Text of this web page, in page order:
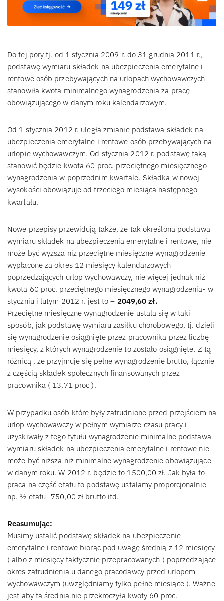
Do tej pory tj. od 1 stycznia 2009 r. do 31 grudnia 2011 r.,
podstawę wymiaru składek na ubezpieczenia emerytalne i
rentowe osób przebywających na urlopach wychowawczych
stanowiła kwota minimalnego wynagrodzenia za pracę
obowiązującego w danym roku kalendarzowym.
Od 1 stycznia 2012 r. uległa zmianie podstawa składek na
ubezpieczenia emerytalne i rentowe osób przebywających na
urlopie wychowawczym. Od stycznia 2012 r. podstawę taką
stanowić będzie kwota 60 proc. przeciętnego miesięcznego
wynagrodzenia w poprzednim kwartale. Składka w nowej
wysokości obowiązuje od trzeciego miesiąca następnego
kwartału.
Nowe przepisy przewidują także, że tak określona podstawa
wymiaru składek na ubezpieczenia emerytalne i rentowe, nie
może być wyższa niż przeciętne miesięczne wynagrodzenie
wypłacone za okres 12 miesięcy kalendarzowych
poprzedzających urlop wychowawczy, nie więcej jednak niż
kwota 60 proc. przeciętnego miesięcznego wynagrodzenia- w
styczniu i lutym 2012 r. jest to – 2049,60 zł.
Przeciętne miesięczne wynagrodzenie ustala się w taki
sposób, jak podstawę wymiaru zasiłku chorobowego, tj. dzieli
się wynagrodzenie osiągnięte przez pracownika przez liczbę
miesięcy, z których wynagrodzenie to zostało osiągnięte. Z tą
różnicą , że przyjmuje się pełne wynagrodzenie brutto, łącznie
z częścią składek społecznych finansowanych przez
pracownika ( 13,71 proc ).
W przypadku osób które były zatrudnione przed przejściem na
urlop wychowawczy w pełnym wymiarze czasu pracy i
uzyskiwały z tego tytułu wynagrodzenie minimalne podstawa
wymiaru składek na ubezpieczenia emerytalne i rentowe nie
może być niższa niż minimalne wynagrodzenie obowiązujące
w danym roku. W 2012 r. będzie to 1500,00 zł. Jak była to
praca na część etatu to podstawę ustalamy proporcjonalnie
np. ½ etatu -750,00 zł brutto itd.
Reasumując:
Musimy ustalić podstawę składek na ubezpieczenie
emerytalne i rentowe biorąc pod uwagę średnią z 12 miesięcy
( albo z miesięcy faktycznie przepracowanych ) poprzedzające
okres zatrudnienia u danego pracodawcy przed urlopem
wychowawczym (uwzględniamy tylko pełne miesiące ). Ważne
jest aby ta średnia nie przekroczyła kwoty 60 proc.